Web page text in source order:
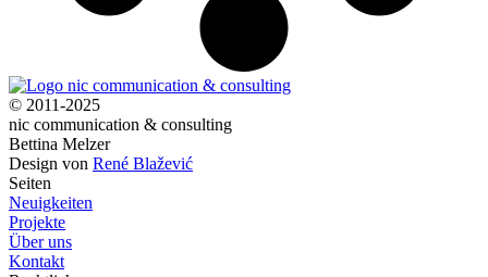
© 2011-2025
nic communication & consulting
Bettina Melzer
Design von René Blažević
Seiten
Neuigkeiten
Projekte
Über uns
Kontakt